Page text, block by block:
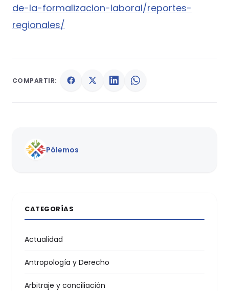
de-la-formalizacion-laboral/reportes-
regionales/
COMPARTIR:
Pólemos
CATEGORÍAS
Actualidad
Antropología y Derecho
Arbitraje y conciliación